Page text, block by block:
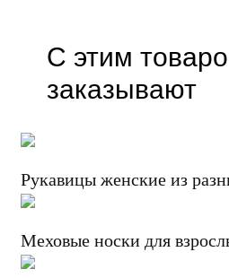
С этим
заказывают
Рукавицы женские из
Меховые носки для